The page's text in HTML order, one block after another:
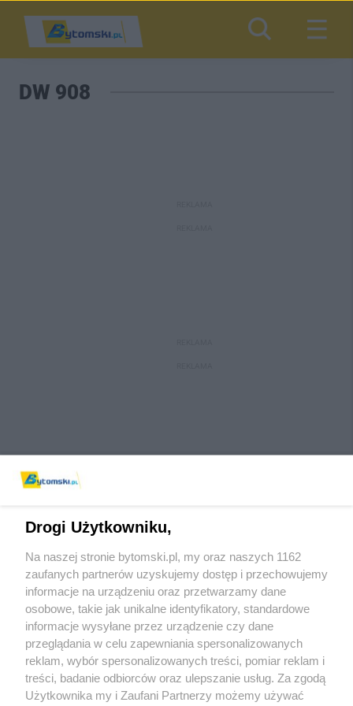
DW 908
Wydawca mediów lokalnych
Nie zapomnij
zapoznać się z:
polityką prywatności regulamin korzystania z portali
Twojemiasto Skontaktuj sięz nami
Drogi Użytkowniku,
Na naszej stronie bytomski.pl, my oraz naszych 1162
zaufanych partnerów uzyskujemy dostęp i przechowujemy
informacje na urządzeniu oraz przetwarzamy dane
osobowe, takie jak unikalne identyfikatory, standardowe
informacje wysyłane przez urządzenie czy dane
przeglądania w celu zapewniania spersonalizowanych
reklam, wybór spersonalizowanych treści, pomiar reklam i
treści, badanie odbiorców oraz ulepszanie usług. Za zgodą
Użytkownika my i Zaufani Partnerzy możemy używać